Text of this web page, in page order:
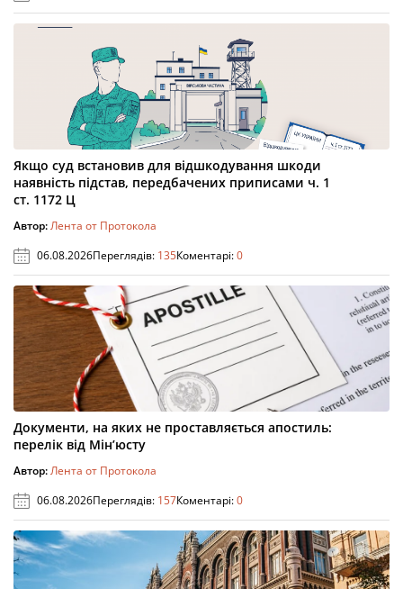
Якщо суд встановив для відшкодування шкоди
наявність підстав, передбачених приписами ч. 1
ст. 1172 Ц
Автор:Лента от Протокола
06.08.2026Переглядів: 135Коментарі:0
Документи, на яких не проставляється апостиль:
перелік від Мін’юсту
Автор:Лента от Протокола
06.08.2026Переглядів: 157Коментарі:0